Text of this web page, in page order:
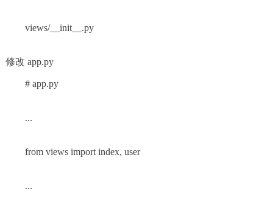
views/__init__.py
修改 app.py
# app.py
...
from views import index, user
...